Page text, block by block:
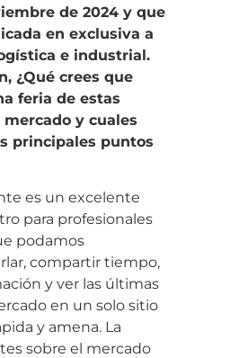
de 2024 y que
en exclusiva a
e industrial.
¿Qué crees que
feria de estas
y cuales
principales puntos
es un excelente
para profesionales
podamos
compartir tiempo,
y ver las últimas
en un solo sitio
y amena. La
sobre el mercado